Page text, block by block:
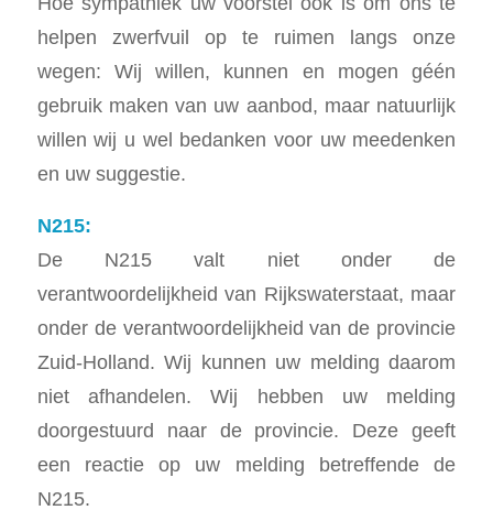
helpen zwerfvuil op te ruimen langs onze
wegen: Wij willen, kunnen en mogen géén
gebruik maken van uw aanbod, maar natuurlijk
willen wij u wel bedanken voor uw meedenken
en uw suggestie.
N215:
De N215 valt niet onder de
verantwoordelijkheid van Rijkswaterstaat, maar
onder de verantwoordelijkheid van de provincie
Zuid-Holland. Wij kunnen uw melding daarom
niet afhandelen. Wij hebben uw melding
doorgestuurd naar de provincie. Deze geeft
een reactie op uw melding betreffende de
N215.